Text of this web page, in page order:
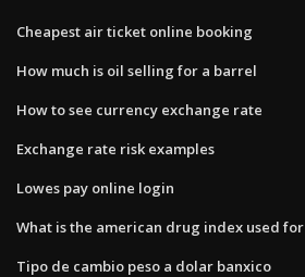
Cheapest air ticket online booking
How much is oil selling for a barrel
How to see currency exchange rate
Exchange rate risk examples
Lowes pay online login
What is the american drug index used for
Tipo de cambio peso a dolar banxico